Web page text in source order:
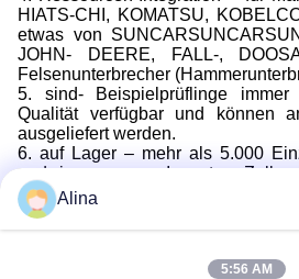
HIATS-CHI, KOMATSU,
etwas von
JOHN- DEERE, FALL-,
Felsenunterbrecher
5. sind- Beispielprüflinge
Qualität verfügbar und können
ausgeliefert werden.
6. auf Lager – mehr als 5.000
und in unserem Inventar, Zoll
verfügbar, sind verfügbar. Ein
Lieferung.
7. Nach Verkäufen – 6 Monate
Wartungsunterstützung zur
Alina
5:56 AM